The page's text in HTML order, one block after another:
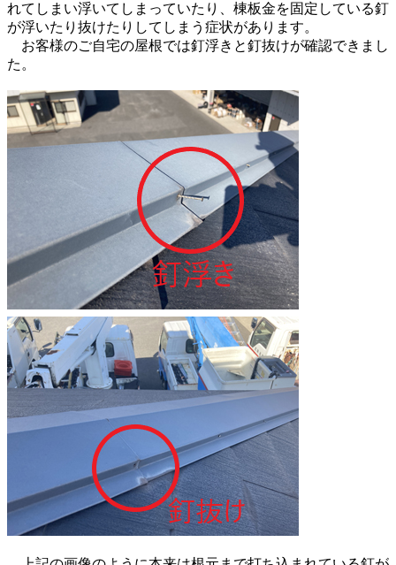
れてしまい浮いてしまっていたり、棟板金を固定している釘
が浮いたり抜けたりしてしまう症状があります。
お客様のご自宅の屋根では釘浮きと釘抜けが確認できまし
た。